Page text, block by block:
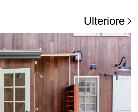
Ulteriore